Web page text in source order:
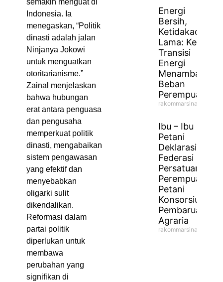
semakin menguat di
Indonesia. Ia
menegaskan, “Politik
dinasti adalah jalan
Ninjanya Jokowi
untuk menguatkan
otoritarianisme.”
Zainal menjelaskan
bahwa hubungan
erat antara penguasa
dan pengusaha
memperkuat politik
dinasti, mengabaikan
sistem pengawasan
yang efektif dan
menyebabkan
oligarki sulit
dikendalikan.
Reformasi dalam
partai politik
diperlukan untuk
membawa
perubahan yang
signifikan di
Energi
Bersih,
Ketidakadilan
Lama: Ketika
Transisi
Energi
Menambah
Beban
Perempuan
rakommarsinahfm
Ibu – Ibu
Petani
Deklarasikan
Federasi
Persatuan
Perempuan
Petani
Konsorsium
Pembaruan
Agraria
rakommarsinahfm